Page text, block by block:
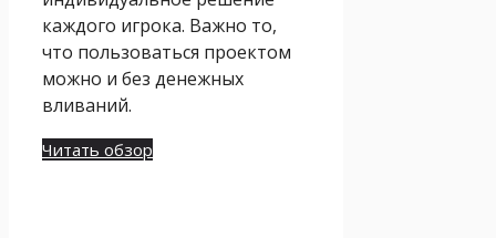
каждого игрока. Важно то,
что пользоваться проектом
можно и без денежных
вливаний.
Читать обзор